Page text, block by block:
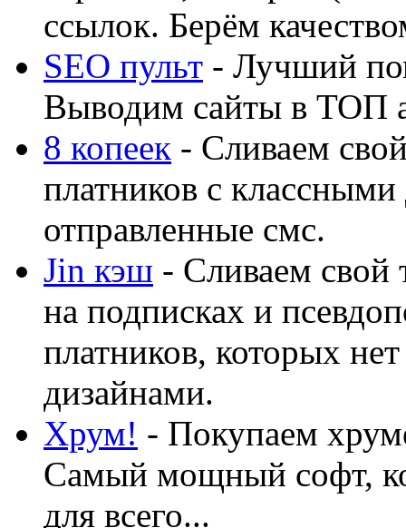
ссылок. Берём
SEO пульт - Лучший
Выводим сайты в ТОП
8 копеек - Сливаем
платников с
отправленные смс.
Jin кэш - Сливаем свой
на подписках и
платников, которых
дизайнами.
Хрум! - Покупаем
Самый мощный софт,
для всего...